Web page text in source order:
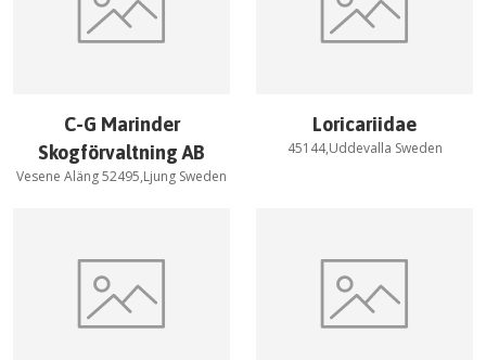
C-G Marinder
Skogförvaltning AB
Vesene Aläng 52495,Ljung Sweden
Loricariidae
45144,Uddevalla Sweden